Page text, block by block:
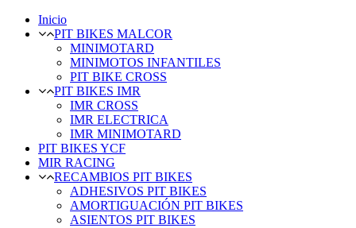
Inicio
PIT BIKES MALCOR
MINIMOTARD
MINIMOTOS INFANTILES
PIT BIKE CROSS
PIT BIKES IMR
IMR CROSS
IMR ELECTRICA
IMR MINIMOTARD
PIT BIKES YCF
MIR RACING
RECAMBIOS PIT BIKES
ADHESIVOS PIT BIKES
AMORTIGUACIÓN PIT BIKES
ASIENTOS PIT BIKES